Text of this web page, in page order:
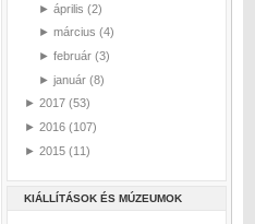
► április (2)
► március (4)
► február (3)
► január (8)
► 2017 (53)
► 2016 (107)
► 2015 (11)
KIÁLLÍTÁSOK ÉS MÚZEUMOK